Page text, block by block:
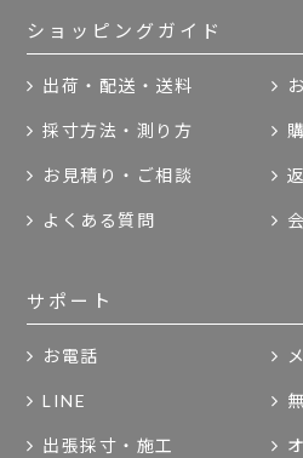
ショッピングガイド
出荷・配送・送料
採寸方法・測り方
お見積り・ご相談
よくある質問
サポート
お電話
LINE
出張採寸・施工